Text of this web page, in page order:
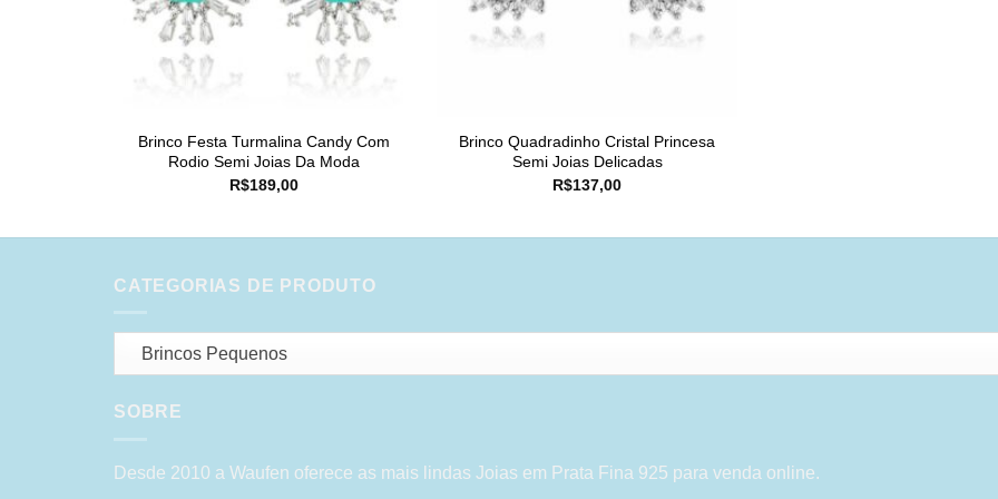
Brinco Festa Turmalina Candy Com
Rodio Semi Joias Da Moda
R$189,00
Brinco Quadradinho Cristal Princesa
Semi Joias Delicadas
R$137,00
CATEGORIAS DE PRODUTO
Brincos Pequenos
SOBRE
Desde 2010 a Waufen oferece as mais lindas Joias em Prata Fina 925 para venda online.